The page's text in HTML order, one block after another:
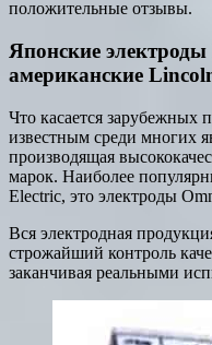
положительные отзывы.
Японские
американские
Что касается зарубежных
известным среди многих
производящая
марок. Наиболее
Electric, это электроды
Вся электродная
строжайший контроль
заканчивая реальными